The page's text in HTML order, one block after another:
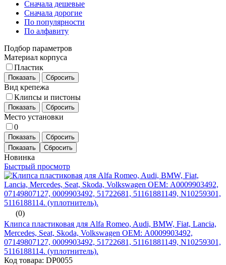
Сначала дешевые
Сначала дорогие
По популярности
По алфавиту
Подбор параметров
Материал корпуса
Пластик
Показать Сбросить
Вид крепежа
Клипсы и пистоны
Показать Сбросить
Место установки
0
Показать Сбросить
Новинка
Быстрый просмотр
(0)
Клипса пластиковая для Alfa Romeo, Audi, BMW, Fiat, Lancia,
Mercedes, Seat, Skoda, Volkswagen ОЕМ: A0009903492,
07149807127, 0009903492, 51722681, 51161881149, N10259301,
5116188114. (уплотнитель).
Код товара: DP0055